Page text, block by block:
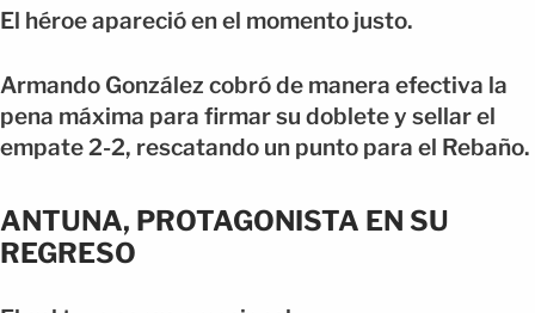
El héroe apareció en el momento justo.
Armando González cobró de manera efectiva la
pena máxima para firmar su doblete y sellar el
empate 2-2, rescatando un punto para el Rebaño.
ANTUNA, PROTAGONISTA EN SU
REGRESO